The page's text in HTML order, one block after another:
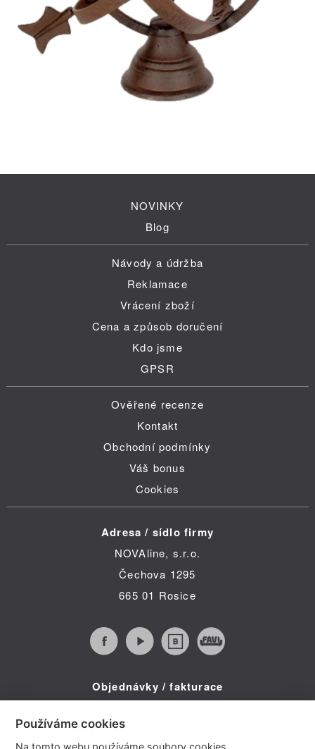
NOVINKY
Blog
Návody a údržba
Reklamace
Vrácení zboží
Cena a způsob doručení
Kdo jsme
GPSR
Ověřené recenze
Kontakt
Obchodní podmínky
Váš bonus
Cookies
Adresa / sídlo firmy
NOVAline, s.r.o.
Čechova 1295
665 01 Rosice
Objednávky / fakturace
Telefon: +420 734 322 587
Používáme cookies
Na tomto webu používáme soubory cookies.